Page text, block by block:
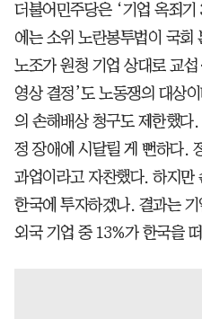
더불어민주당은 ‘기업 옥죄
에는 소위 노란봉투법이 국회
노조가 원청 기업 상대로 교
영상 결정’도 노동쟁의 대상
의 손해배상 청구도 제한했
정 장애에 시달릴 게 뻔하다.
과업이라고 자찬했다. 하지만
한국에 투자하겠나. 결과는
외국 기업 중 13%가 한국을